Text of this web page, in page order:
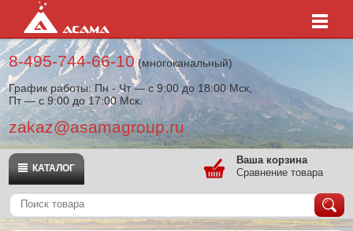
8-495-744-66-10(многоканальный)
График работы: Пн - Чт — с 9:00 до 18:00 Мск,
Пт — с 9:00 до 17:00 Мск.
zakaz@asamagroup.ru
КАТАЛОГ
Ваша корзина
Сравнение товара